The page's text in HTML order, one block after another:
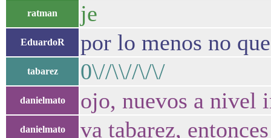
ratman je
EduardoR por lo menos no
tabarez 0\//\\//\/\/
danielmato ojo, nuevos a nivel
danielmato va tabarez, entonces